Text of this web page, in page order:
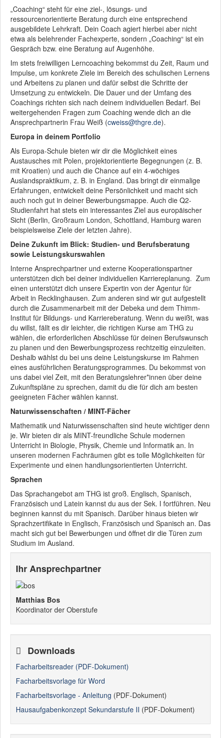
„Coaching“ steht für eine ziel-, lösungs- und
ressourcenorientierte Beratung durch eine entsprechend
ausgebildete Lehrkraft. Dein Coach agiert hierbei aber nicht
etwa als belehrender Fachexperte, sondern „Coaching“ ist ein
Gespräch bzw. eine Beratung auf Augenhöhe.
Im stets freiwilligen Lerncoaching bekommst du Zeit, Raum und
Impulse, um konkrete Ziele im Bereich des schulischen Lernens
und Arbeitens zu planen und dafür selbst die Schritte der
Umsetzung zu entwickeln. Die Dauer und der Umfang des
Coachings richten sich nach deinem individuellen Bedarf. Bei
weitergehenden Fragen zum Coaching wende dich an die
Ansprechpartnerin Frau Weiß (cweiss@thgre.de).
Europa in deinem Portfolio
Als Europa-Schule bieten wir dir die Möglichkeit eines
Austausches mit Polen, projektorientierte Begegnungen (z. B.
mit Kroatien) und auch die Chance auf ein 4-wöchiges
Auslandspraktikum, z. B. in England. Das bringt dir einmalige
Erfahrungen, entwickelt deine Persönlichkeit und macht sich
auch noch gut in deiner Bewerbungsmappe. Auch die Q2-
Studienfahrt hat stets ein interessantes Ziel aus europäischer
Sicht (Berlin, Großraum London, Schottland, Hamburg waren
beispielsweise Ziele der letzten Jahre).
Deine Zukunft im Blick: Studien- und Berufsberatung
sowie Leistungskurswahlen
Interne Ansprechpartner und externe Kooperationspartner
unterstützen dich bei deiner individuellen Karriereplanung. Zum
einen unterstützt dich unsere Expertin von der Agentur für
Arbeit in Recklinghausen. Zum anderen sind wir gut aufgestellt
durch die Zusammenarbeit mit der Debeka und dem Thimm-
Institut für Bildungs- und Karriereberatung. Wenn du weißt, was
du willst, fällt es dir leichter, die richtigen Kurse am THG zu
wählen, die erforderlichen Abschlüsse für deinen Berufswunsch
zu planen und den Bewerbungsprozess rechtzeitig einzuleiten.
Deshalb wählst du bei uns deine Leistungskurse im Rahmen
eines ausführlichen Beratungsprogrammes. Du bekommst von
uns dabei viel Zeit, mit den Beratungslehrer*innen über deine
Zukunftspläne zu sprechen, damit du die für dich am besten
geeigneten Fächer wählen kannst.
Naturwissenschaften / MINT-Fächer
Mathematik und Naturwissenschaften sind heute wichtiger denn
je. Wir bieten dir als MINT-freundliche Schule modernen
Unterricht in Biologie, Physik, Chemie und Informatik an. In
unseren modernen Fachräumen gibt es tolle Möglichkeiten für
Experimente und einen handlungsorientierten Unterricht.
Sprachen
Das Sprachangebot am THG ist groß. Englisch, Spanisch,
Französisch und Latein kannst du aus der Sek. I fortführen. Neu
beginnen kannst du mit Spanisch. Darüber hinaus bieten wir
Sprachzertifikate in Englisch, Französisch und Spanisch an. Das
macht sich gut bei Bewerbungen und öffnet dir die Türen zum
Studium im Ausland.
Ihr Ansprechpartner
Matthias Bos
Koordinator der Oberstufe
Downloads
Facharbeitsreader (PDF-Dokument)
Facharbeitsvorlage für Word
Facharbeitsvorlage - Anleitung (PDF-Dokument)
Hausaufgabenkonzept Sekundarstufe II (PDF-Dokument)